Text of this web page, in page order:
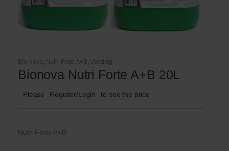
Bio Nova Nutri-Forte A+B ,Voeding
Bionova Nutri Forte A+B 20L
Please Register/Login to see the price
Nutri Forte A+B